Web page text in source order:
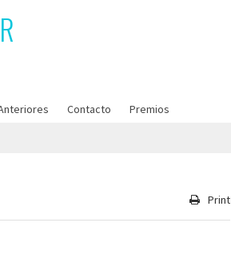
Contacto Premios
Print